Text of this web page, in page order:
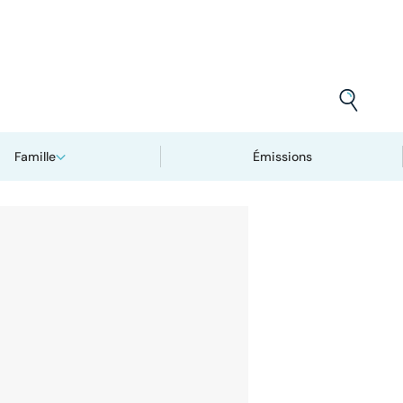
Famille Émissions